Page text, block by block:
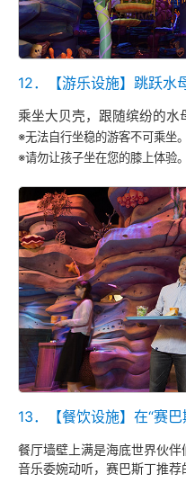
12．【游乐设施】跳跃水
乘坐大贝壳，跟随缤纷的水
※无法自行坐稳的游客不可乘坐。
※请勿让孩子坐在您的膝上体验。
13．【餐饮设施】在“赛
餐厅墙壁上满是海底世界伙
音乐委婉动听，赛巴斯丁推荐